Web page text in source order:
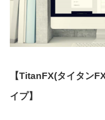
【TitanFX(タイタン
イプ】